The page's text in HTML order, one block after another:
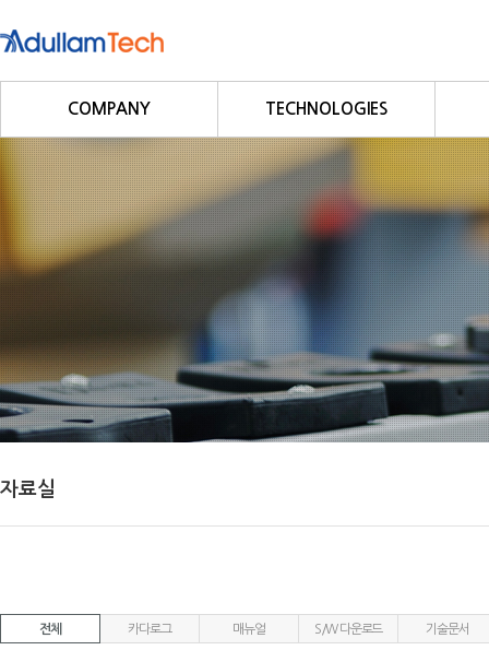
COMPANY TECHNOLOGIES
회사소개
회사연혁
사업영역
Fieldbus
Profibus
DeviceNet
CC-Link
CANopen
Modbus/Modbus TCP
자료실
전체 카다로그 매뉴얼 S/W 다운로드 기술문서